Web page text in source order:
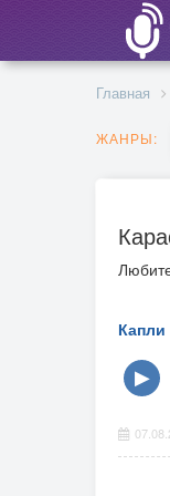
Главная
ЖАНРЫ:
Капли
▶